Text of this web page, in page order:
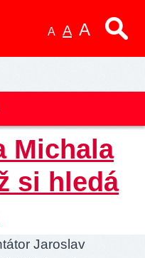
A A A
Michala
si hledá
Jaroslav